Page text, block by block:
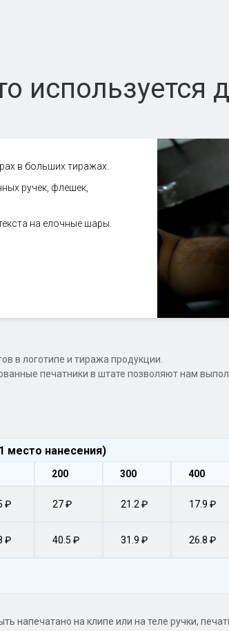
используется
в больших тиражах.
ручек, флешек,
на елочные шары.
в логотипе и тиража продукции.
печатники в штате позволяют нам
место нанесения)
200 300 400
₽ 27 ₽ 21.2 ₽ 17.9 ₽
₽ 40.5 ₽ 31.9 ₽ 26.8 ₽
напечатано на клипе или на теле ручки,